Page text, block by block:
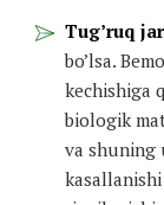
Tug’ruq
bo’lsa.
kechishiga
biologik
va shuning